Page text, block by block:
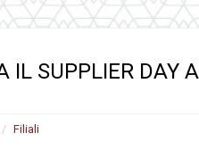
Motori ad ingranaggi in
ghisa
IL SUPPLIER DAY
Filiali